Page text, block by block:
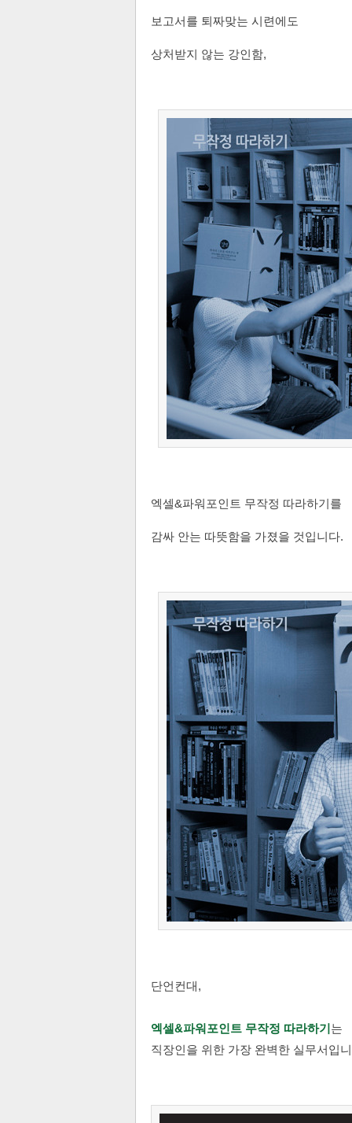
보고서를 퇴짜맞는 시련에도
상처받지 않는 강인함,
엑셀&파워포인트 무작정 따라하기를
감싸 안는 따뜻함을 가졌을 것입니다.
단언컨대,
엑셀&파워포인트 무작정 따라하기는
직장인을 위한 가장 완벽한 실무서입